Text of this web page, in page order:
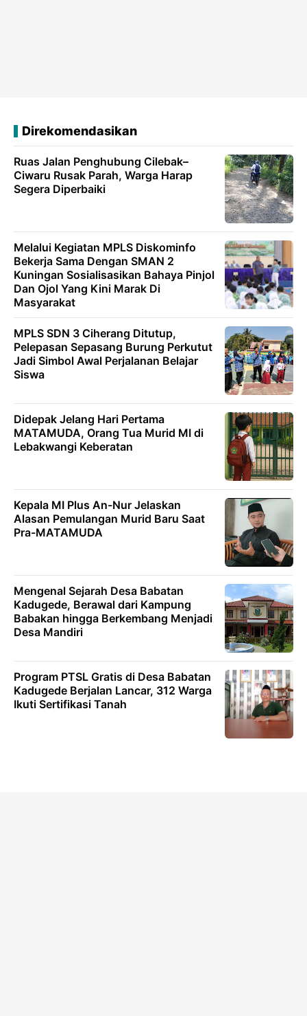
Direkomendasikan
Ruas Jalan Penghubung Cilebak–
Ciwaru Rusak Parah, Warga Harap
Segera Diperbaiki
Melalui Kegiatan MPLS Diskominfo
Bekerja Sama Dengan SMAN 2
Kuningan Sosialisasikan Bahaya Pinjol
Dan Ojol Yang Kini Marak Di
Masyarakat
MPLS SDN 3 Ciherang Ditutup,
Pelepasan Sepasang Burung Perkutut
Jadi Simbol Awal Perjalanan Belajar
Siswa
Didepak Jelang Hari Pertama
MATAMUDA, Orang Tua Murid MI di
Lebakwangi Keberatan
Kepala MI Plus An-Nur Jelaskan
Alasan Pemulangan Murid Baru Saat
Pra-MATAMUDA
Mengenal Sejarah Desa Babatan
Kadugede, Berawal dari Kampung
Babakan hingga Berkembang Menjadi
Desa Mandiri
Program PTSL Gratis di Desa Babatan
Kadugede Berjalan Lancar, 312 Warga
Ikuti Sertifikasi Tanah